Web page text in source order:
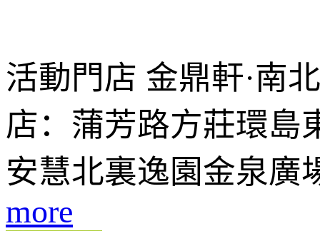
活動門店 金鼎軒·南
店：蒲芳路方莊環島
安慧北裏逸園金泉廣
more